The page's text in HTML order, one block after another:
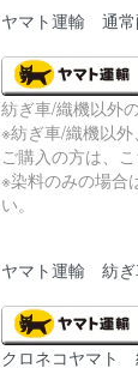
ヤマト運輸 通常
紡ぎ車/織機以外
※紡ぎ車/織機以
ご購入の方は、
※染料のみの場合
い。
ヤマト運輸 紡ぎ
クロネコヤマト